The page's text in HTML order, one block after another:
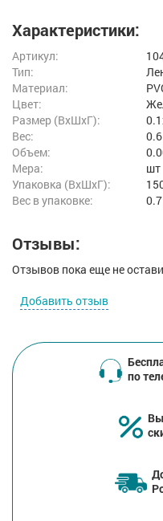
Характеристики:
Артикул:
Тип:
Материал:
Цвет:
Размер (ВxШxГ):
Вес:
Объем:
Мера:
шт
Упаковка (ВхШхГ):
Вес в упаковке:
Отзывы:
Отзывов пока еще не
Добавить отзыв
по